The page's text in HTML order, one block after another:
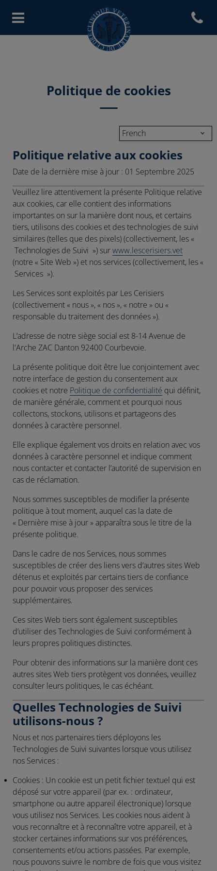
Page d'accueil de Clinique
Open
Politique de cookies
French
Politique relative aux cookies
Date de la dernière mise à jour : 01 Septembre 2025
Veuillez lire attentivement la présente Politique relative
aux cookies, car elle contient des informations
importantes on sur la manière dont nous, et certains
tiers, utilisons des cookies et des technologies de suivi
similaires (telles que des pixels) (collectivement, les «
Technologies de Suivi ») sur www.lescerisiers.vet
(notre « Site Web ») et nos services (collectivement, les «
Services »).
Les Services sont exploités par Les Cerisiers
(collectivement « nous », « nos », « notre » ou «
responsable du traitement des données »).
L’adresse de notre siège social est 8-14 Avenue de
l'Arche ZAC Danton 92400 Courbevoie.
La présente politique doit être lue conjointement avec
notre interface de gestion du consentement aux
cookies et notre Politique de confidentialité qui définit,
de manière générale, comment et pourquoi nous
collectons, stockons, utilisons et partageons des
données à caractère personnel.
Elle explique également vos droits en relation avec vos
données à caractère personnel et indique comment
nous contacter et contacter l’autorité de supervision en
cas de réclamation.
Nous sommes susceptibles de modifier la présente
politique à tout moment, auquel cas la date de
« Dernière mise à jour » apparaîtra sous le titre de la
présente politique.
Dans le cadre de nos Services, nous sommes
susceptibles de créer des liens vers d’autres sites Web
détenus et exploités par certains tiers de confiance
pour pouvoir vous proposer des services
supplémentaires.
Ces sites Web tiers sont également susceptibles
d’utiliser des Technologies de Suivi conformément à
leurs propres politiques distinctes.
Pour obtenir des informations sur la manière dont ces
autres sites Web tiers protègent vos données, veuillez
consulter leurs politiques, le cas échéant.
Quelles Technologies de Suivi
utilisons-nous ?
Nous et nos partenaires tiers déployons les
Technologies de Suivi suivantes lorsque vous utilisez
nos Services :
Cookies : Un cookie est un petit fichier textuel qui est
déposé sur votre appareil (par ex. : ordinateur,
smartphone ou autre appareil électronique) lorsque
vous utilisez nos Services. Les cookies nous aident à
vous reconnaître et à reconnaître votre appareil, et à
stocker certaines informations sur vos préférences,
consentements et/ou actions passées. Par exemple,
nous pouvons suivre le nombre de fois que vous visitez